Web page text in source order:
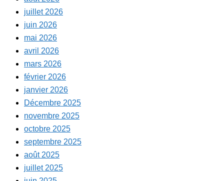
juillet 2026
juin 2026
mai 2026
avril 2026
mars 2026
février 2026
janvier 2026
Décembre 2025
novembre 2025
octobre 2025
septembre 2025
août 2025
juillet 2025